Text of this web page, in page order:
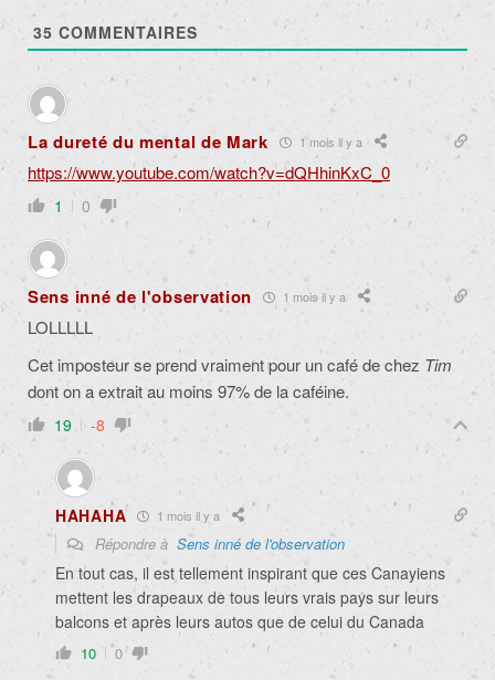
35 COMMENTAIRES
La dureté du mental de Mark 1 mois il y a
https://www.youtube.com/watch?v=dQHhinKxC_0
1 0
Sens inné de l'observation 1 mois il y a
LOLLLLL
Cet imposteur se prend vraiment pour un café de chez Tim
dont on a extrait au moins 97% de la caféine.
19 -8
HAHAHA 1 mois il y a
Répondre à Sens inné de l'observation
En tout cas, il est tellement inspirant que ces Canayiens
mettent les drapeaux de tous leurs vrais pays sur leurs
balcons et après leurs autos que de celui du Canada
10 0